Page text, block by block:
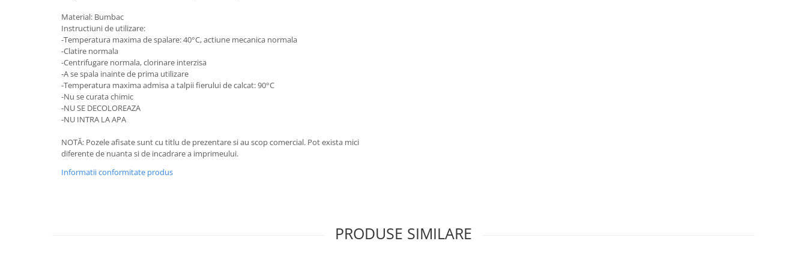
Material: Bumbac
Instructiuni de utilizare:
-Temperatura maxima de spalare: 40°C, actiune mecanica normala
-Clatire normala
-Centrifugare normala, clorinare interzisa
-A se spala inainte de prima utilizare
-Temperatura maxima admisa a talpii fierului de calcat: 90°C
-Nu se curata chimic
-NU SE DECOLOREAZA
-NU INTRA LA APA
NOTĂ: Pozele afisate sunt cu titlu de prezentare si au scop comercial. Pot exista mici
diferente de nuanta si de incadrare a imprimeului.
Informatii conformitate produs
PRODUSE SIMILARE